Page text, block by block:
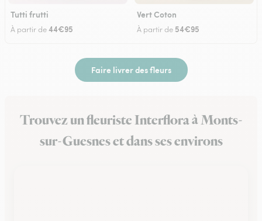
Tutti frutti
À partir de44€95
Vert Coton
À partir de 54€95
Faire livrer des fleurs
Trouvez un fleuriste Interflora à Monts-
sur-Guesnes et dans ses environs